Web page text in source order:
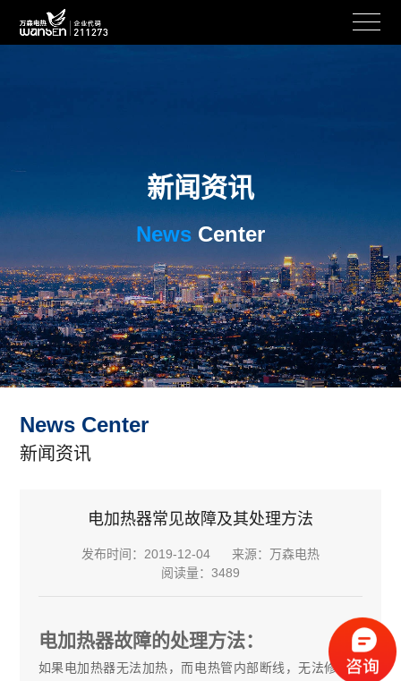
新闻资讯
News Center
News Center
新闻资讯
电加热器常见故障及其处理方法
发布时间：2019-12-04
来源：万森电热
阅读量：3489
电加热器故障的处理方法：
如果电加热器无法加热，而电热管内部断线，无法修复的